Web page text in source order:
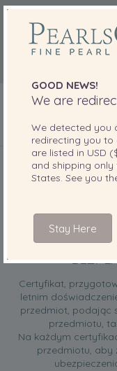
Certyfikat,
letnim
przedmiot, podając
przedmiotu,
Na każdym
przedmiotu, aby
GOOD NEWS!
We are
We detected you
redirecting you to
are listed in USD
and shipping
States . See you
Stay Here